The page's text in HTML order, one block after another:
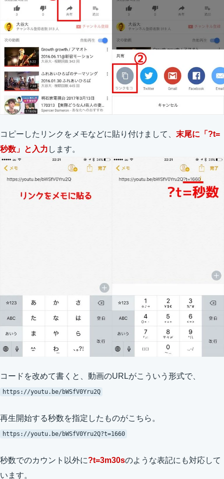
コピーしたリンクをメモなどに貼り付けまして、 末尾に「?t=
秒数」と入力 します。
コードを改めて書くと、動画のURLがこういう形式で、
https://youtu.be/bWSfV0Yru2Q
再生開始する秒数を指定したものがこちら。
https://youtu.be/bWSfV0Yru2Q?t=1660
秒数でのカウント以外に?t=3m30sのような表記にも対応して
います。